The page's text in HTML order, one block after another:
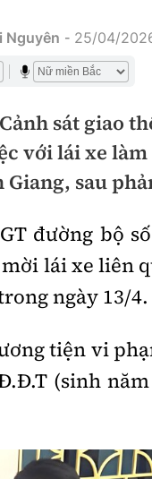
24h
phương
toàn
vì ATGT
Nguyên - 25/04/
sát giao
với lái xe
Giang, sau
đường bộ
lái xe liên
ngày 13/4.
tiện vi
(sinh